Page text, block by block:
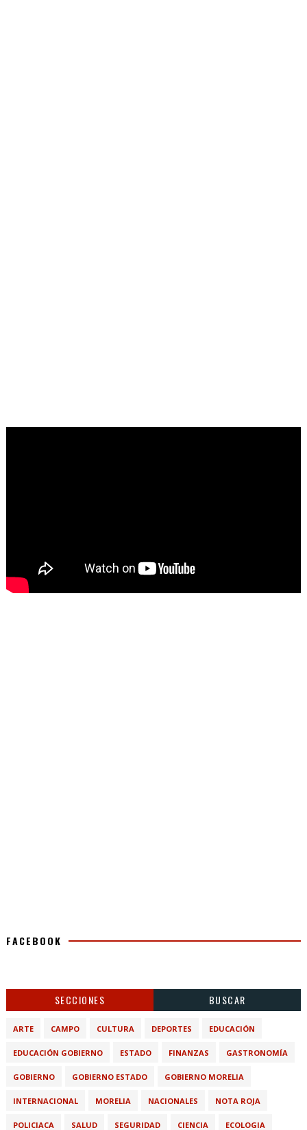
FACEBOOK
SECCIONES BUSCAR
ARTE CAMPO CULTURA DEPORTES EDUCACIÓN
EDUCACIÓN GOBIERNO ESTADO FINANZAS GASTRONOMÍA
GOBIERNO GOBIERNO ESTADO GOBIERNO MORELIA
INTERNACIONAL MORELIA NACIONALES NOTA ROJA
POLICIACA SALUD SEGURIDAD CIENCIA ECOLOGIA